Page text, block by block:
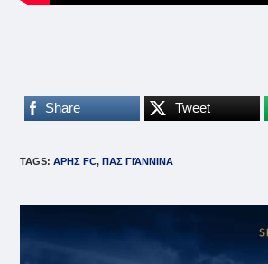
Share Tweet
TAGS:ΑΡΗΣ FC, ΠΑΣ ΓΙΆΝΝΙΝΑ